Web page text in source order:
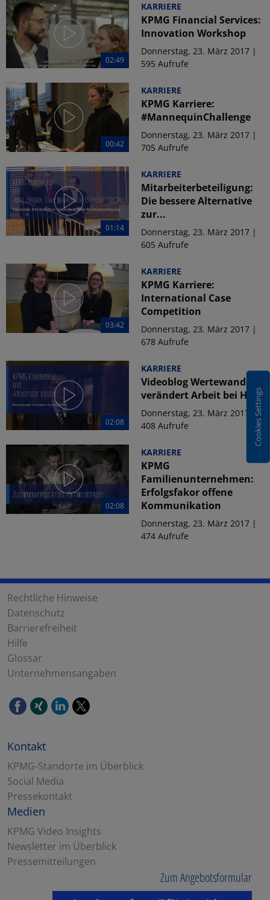
02:49
KARRIERE
KPMG Financial Services:
Innovation Workshop
Donnerstag, 23. März 2017 |
595 Aufrufe
00:42
KARRIERE
KPMG Karriere:
#MannequinChallenge
Donnerstag, 23. März 2017 |
705 Aufrufe
01:14
KARRIERE
Mitarbeiterbeteiligung:
Die bessere Alternative
zur...
Donnerstag, 23. März 2017 |
605 Aufrufe
03:42
KARRIERE
KPMG Karriere:
International Case
Competition
Donnerstag, 23. März 2017 |
678 Aufrufe
02:08
KARRIERE
Videoblog Wertewandel
verändert Arbeit bei HR
Donnerstag, 23. März 2017 |
408 Aufrufe
02:08
KARRIERE
KPMG
Familienunternehmen:
Erfolgsfakor offene
Kommunikation
Donnerstag, 23. März 2017 |
474 Aufrufe
Cookies Settings
Rechtliche Hinweise
Datenschutz
Barrierefreiheit
Hilfe
Glossar
Unternehmensangaben
Kontakt
KPMG-Standorte im Überblick
Social Media
Pressekontakt
Medien
KPMG Video Insights
Newsletter im Überblick
Pressemitteilungen
Zum Angebotsformular